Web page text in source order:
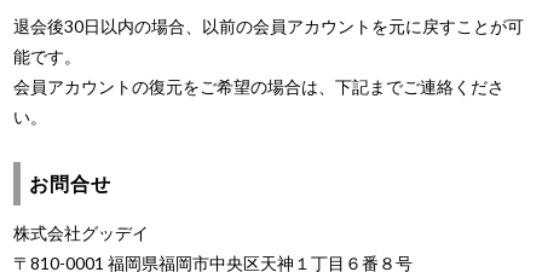
退会後30日以内の場合、以前の会員アカウントを元に戻すことが可
能です。
会員アカウントの復元をご希望の場合は、下記までご連絡くださ
い。
お問合せ
株式会社グッデイ
〒810-0001 福岡県福岡市中央区天神１丁目６番８号